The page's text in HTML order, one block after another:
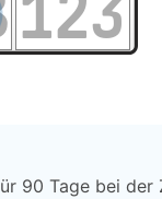
90 Tage bei der